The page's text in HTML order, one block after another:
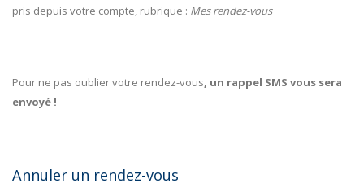
pris depuis votre compte, rubrique : Mes rendez-vous
Pour ne pas oublier votre rendez-vous, un rappel SMS vous sera
envoyé !
Annuler un rendez-vous